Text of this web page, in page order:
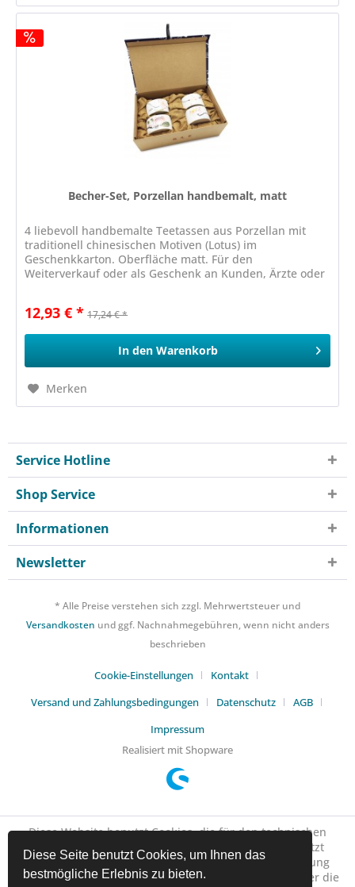
Diese Seite benutzt Cookies, um Ihnen das
bestmögliche Erlebnis zu bieten.
Becher-Set, Porzellan handbemalt, matt
4 liebevoll handbemalte Teetassen aus Porzellan mit
traditionell chinesischen Motiven (Lotus) im
Geschenkkarton. Oberfläche matt. Für den
Weiterverkauf oder als Geschenk an Kunden, Ärzte oder
12,93 € * 17,24 € *
In den Warenkorb
Merken
Service Hotline
Shop Service
Informationen
Newsletter
* Alle Preise verstehen sich zzgl. Mehrwertsteuer und
Versandkosten und ggf. Nachnahmegebühren, wenn nicht anders
beschrieben
Cookie-Einstellungen
Kontakt
Versand und Zahlungsbedingungen
Datenschutz
AGB
Impressum
Realisiert mit Shopware
Diese Website benutzt Cookies, die für den technischen
Betrieb der Website erforderlich sind und stets gesetzt
werden. Andere Cookies, die den Komfort bei Benutzung
dieser Website erhöhen, der Direktwerbung dienen oder die